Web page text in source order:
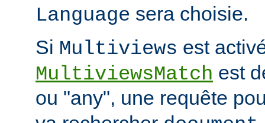
Language sera choisie.
Si Multiviews est
MultiviewsMatch est
ou "any", une requête